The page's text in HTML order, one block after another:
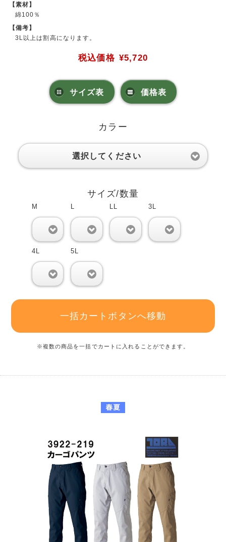
【素材】
綿100％
【備考】
3L以上は割高になります。
税込価格 ¥5,720
サイズ表 価格表
カラー
選択してください
サイズ/数量
M L LL 3L
4L 5L
一括カートボタンへ移動
※複数の商品を一括でカートに入れることができます。